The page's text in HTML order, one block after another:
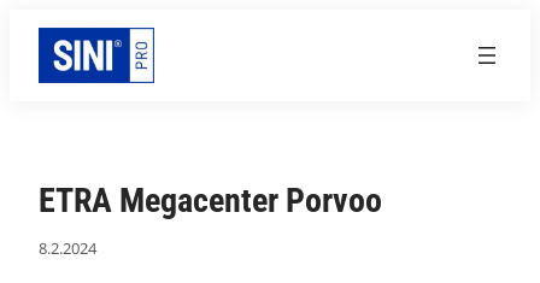
Siirry
sisältöön
ETRA Megacenter Porvoo
8.2.2024